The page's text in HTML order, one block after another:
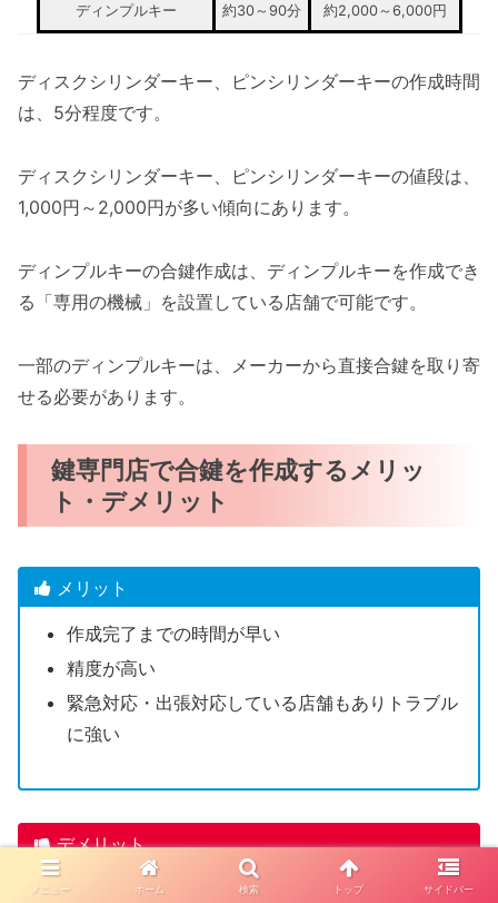
ディンプルキー 約30～90分 約2,000～6,000円
ディスクシリンダーキー、ピンシリンダーキーの作成時間
は、5分程度です。
ディスクシリンダーキー、ピンシリンダーキーの値段は、
1,000円～2,000円が多い傾向にあります。
ディンプルキーの合鍵作成は、ディンプルキーを作成でき
る「専用の機械」を設置している店舗で可能です。
一部のディンプルキーは、メーカーから直接合鍵を取り寄
せる必要があります。
鍵専門店で合鍵を作成するメリッ
ト・デメリット
メリット
作成完了までの時間が早い
精度が高い
緊急対応・出張対応している店舗もありトラブル
に強い
デメリット
一部のディンプルキーは店舗で合鍵作成できない
メニュー ホーム 検索 トップ サイドバー